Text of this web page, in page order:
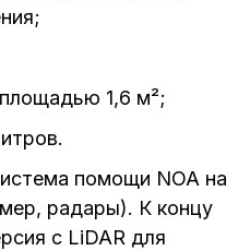
1,6 м²;
помощи NOA на
радары). К концу
с LiDAR для